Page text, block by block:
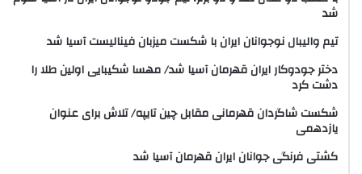
شد
تیم والیبال نوجوانان ایران با شکست میزبان فینالیست آسیا شد
دختر جودوکار ایران قهرمان آسیا شد/ مهسا شکیبایی اولین طلا را
دشت کرد
شکست شاگردان قهرمانی مقابل چین تایپه/ تلاش برای عنوان
یازدهمی
کشتی فرنگی جوانان ایران قهرمان آسیا شد